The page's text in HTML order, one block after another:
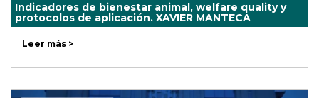
Indicadores de bienestar animal, welfare quality y
protocolos de aplicación. XAVIER MANTECA
Leer más >